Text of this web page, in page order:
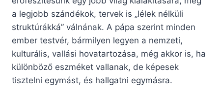
a legjobb szándékok, tervek is „lélek nélküli
struktúrákká” válnának. A pápa szerint minden
ember testvér, bármilyen legyen a nemzeti,
kulturális, vallási hovatartozása, még akkor is, ha
különböző eszméket vallanak, de képesek
tisztelni egymást, és hallgatni egymásra.